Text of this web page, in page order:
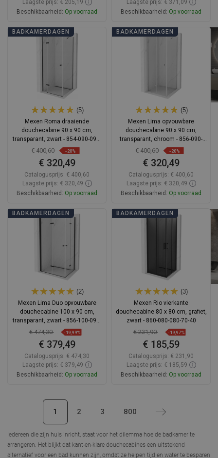
Laagste prijs: € 205,19
Beschikbaarheid: Op voorraad
In winkelwagen
Laagste prijs: € 371,09
Beschikbaarheid: Op voorraad
In winkelwagen
BADKAMERDAGEN
(5)
Mexen Roma draaiende
douchecabine 90 x 90 cm,
transparant, zwart - 854-090-090-
70-00
€ 400,60 -20%
€ 320,49
Catalogusprijs: € 400,60
Laagste prijs: € 320,49
Beschikbaarheid: Op voorraad
In winkelwagen
BADKAMERDAGEN
(5)
Mexen Lima opvouwbare
douchecabine 90 x 90 cm,
transparant, chroom - 856-090-
090-01-00
€ 400,60 -20%
€ 320,49
Catalogusprijs: € 400,60
Laagste prijs: € 320,49
Beschikbaarheid: Op voorraad
In winkelwagen
BADKAMERDAGEN
(2)
Mexen Lima Duo opvouwbare
douchecabine 100 x 90 cm,
transparant, zwart - 856-100-090-
70-00-02
€ 474,30 -19,99%
€ 379,49
Catalogusprijs: € 474,30
Laagste prijs: € 379,49
Beschikbaarheid: Op voorraad
Favoriet
BADKAMERDAGEN
(3)
Mexen Rio vierkante
douchecabine 80 x 80 cm, grafiet,
zwart - 860-080-080-70-40
€ 231,90 -19,97%
€ 185,59
Catalogusprijs: € 231,90
Laagste prijs: € 185,59
Beschikbaarheid: Op voorraad
Vergelijk
1 2 3 800 Volgende
Iedereen die zijn huis inricht, staat voor het dilemma hoe de badkamer te
arrangeren. Het blijkt dat kant-en-klare douchecabines een uitstekend
alternatief voor een bad kunnen zijn, omdat ze helpen tijd en water te besparen